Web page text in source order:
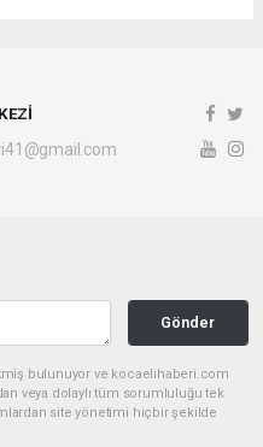
Gönder
bulunuyor ve kocaelihaberi.com
veya dolaylı tüm sorumluluğu tek
site yönetimi hiçbir şekilde